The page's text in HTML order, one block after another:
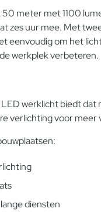
meter met 1100
zes uur mee. Met
eenvoudig om het
werkplek verbeteren.
werklicht biedt
verlichting voor meer
diensten